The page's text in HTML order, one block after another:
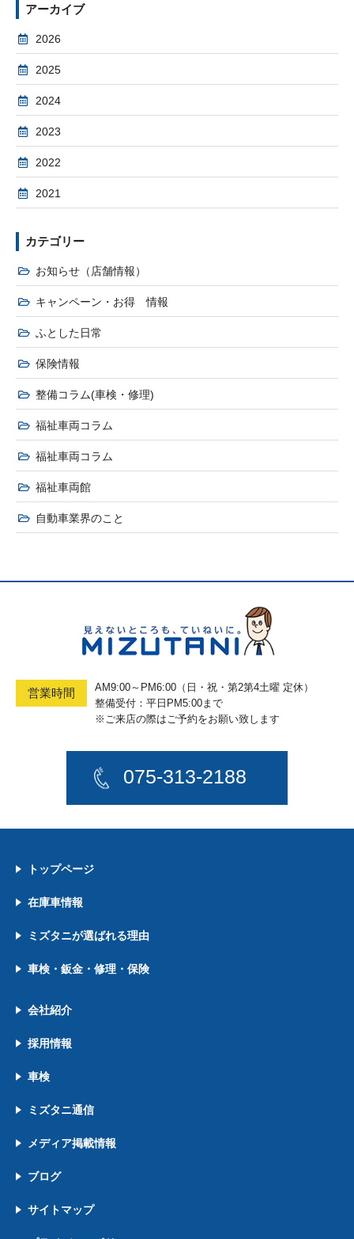
アーカイブ
2026
2025
2024
2023
2022
2021
カテゴリー
お知らせ（店舗情報）
キャンペーン・お得 情報
ふとした日常
保険情報
整備コラム(車検・修理)
福祉車両コラム
福祉車両コラム
福祉車両館
自動車業界のこと
営業時間
AM9:00～PM6:00（日・祝・第2第4土曜 定休）
整備受付：平日PM5:00まで
※ご来店の際はご予約をお願い致します
075-313-2188
トップページ
在庫車情報
ミズタニが選ばれる理由
車検・鈑金・修理・保険
会社紹介
採用情報
車検
ミズタニ通信
メディア掲載情報
ブログ
サイトマップ